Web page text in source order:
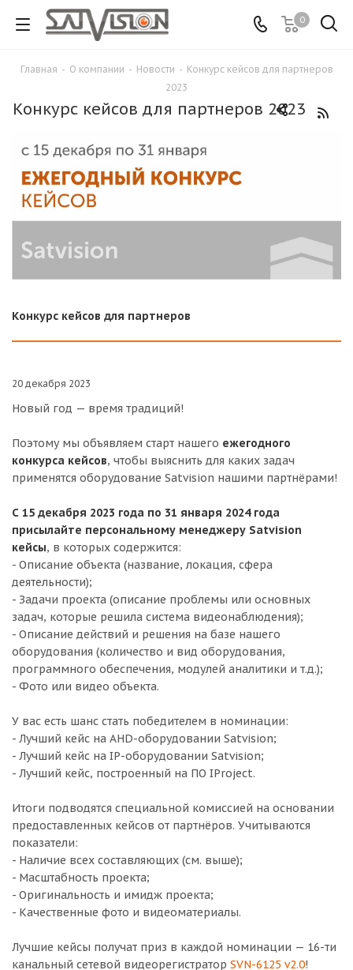
0
Главная - О компании - Новости - Конкурс кейсов для партнеров
2023
Конкурс кейсов для партнеров 2023
Конкурс кейсов для партнеров
20 декабря 2023
Новый год — время традиций!
Поэтому мы объявляем старт нашего ежегодного
конкурса кейсов, чтобы выяснить для каких задач
применятся оборудование Satvision нашими партнёрами!
С 15 декабря 2023 года по 31 января 2024 года
присылайте персональному менеджеру Satvision
кейсы, в которых содержится:
- Описание объекта (название, локация, сфера
деятельности);
- Задачи проекта (описание проблемы или основных
задач, которые решила система видеонаблюдения);
- Описание действий и решения на базе нашего
оборудования (количество и вид оборудования,
программного обеспечения, модулей аналитики и т.д.);
- Фото или видео объекта.
У вас есть шанс стать победителем в номинации:
- Лучший кейс на AHD-оборудовании Satvision;
- Лучший кейс на IP-оборудовании Satvision;
- Лучший кейс, построенный на ПО IProject.
Итоги подводятся специальной комиссией на основании
предоставленных кейсов от партнёров. Учитываются
показатели:
- Наличие всех составляющих (см. выше);
- Масштабность проекта;
- Оригинальность и имидж проекта;
- Качественные фото и видеоматериалы.
Лучшие кейсы получат приз в каждой номинации — 16-ти
канальный сетевой видеорегистратор SVN-6125 v2.0!